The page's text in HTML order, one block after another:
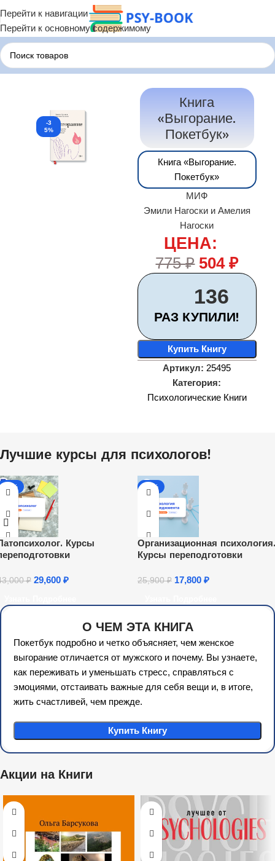
Перейти к навигации
Перейти к основному содержимому
Главная Психологические Книги
-3
5%
Книга
«Выгорание.
Покетбук»
Книга «Выгорание.
Покетбук»
МИФ
Эмили Нагоски и Амелия
Нагоски
ЦЕНА:
775₽ 504₽
136
РАЗ КУПИЛИ!
Купить Книгу
Артикул: 25495
Категория:
Психологические Книги
Лучшие курсы для психологов!
-31%
Курсы
₽ 29,600 ₽
-31%
Организационная психология.
Курсы переподготовки
25,900₽ 17,800 ₽
О ЧЕМ ЭТА КНИГА
Покетбук подробно и четко объясняет, чем женское
выгорание отличается от мужского и почему. Вы узнаете,
как переживать и уменьшать стресс, справляться с
эмоциями, отстаивать важные для себя вещи и, в итоге,
жить счастливей, чем прежде.
Купить Книгу
Акции на Книги